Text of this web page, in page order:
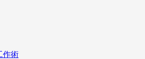
作術